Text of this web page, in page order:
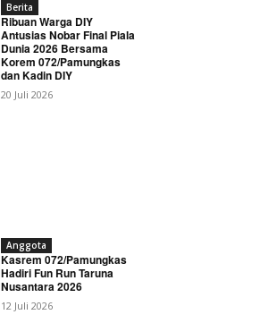
Berita
Ribuan Warga DIY
Antusias Nobar Final Piala
Dunia 2026 Bersama
Korem 072/Pamungkas
dan Kadin DIY
20 Juli 2026
Anggota
Kasrem 072/Pamungkas
Hadiri Fun Run Taruna
Nusantara 2026
12 Juli 2026